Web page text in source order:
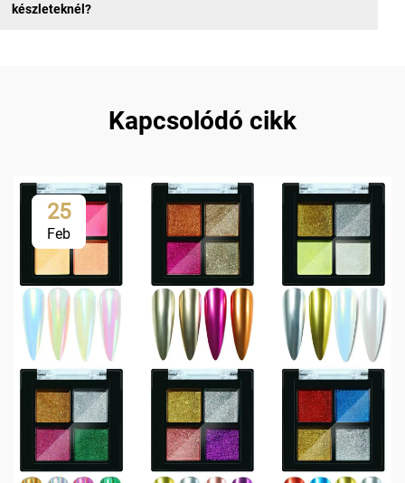
készleteknél?
Kapcsolódó cikk
25
Feb